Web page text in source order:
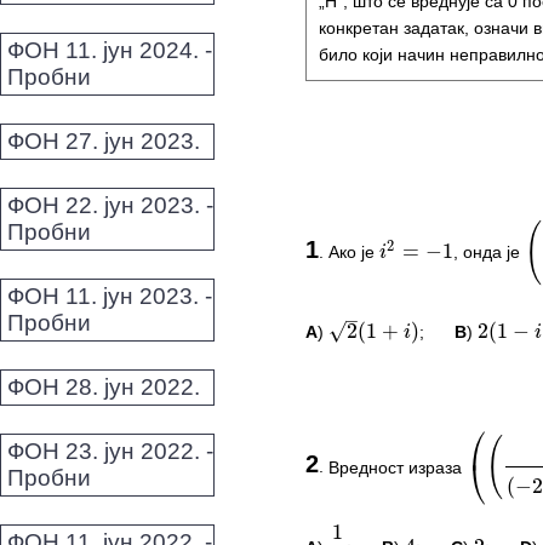
ФОН 11. јун 2024. -
Пробни
ФОН 27. јун 2023.
ФОН 22. јун 2023. -
Пробни
ФОН 11. јун 2023. -
Пробни
ФОН 28. јун 2022.
ФОН 23. јун 2022. -
Пробни
конкретан задатак, означи
било који начин
1 Ако је i2= −1 , онда је (2
A) 2(1+ ) ; B) 2( 1− i)
Овај задатак нема
*Морате бити логовани
2. Вредност израза
⎝ ( (−
( ( 2)(−